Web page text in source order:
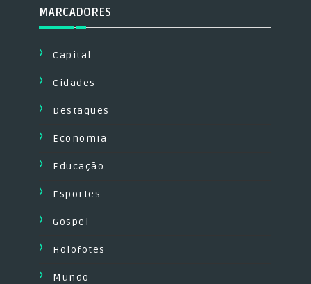
MARCADORES
Capital
Cidades
Destaques
Economia
Educação
Esportes
Gospel
Holofotes
Mundo